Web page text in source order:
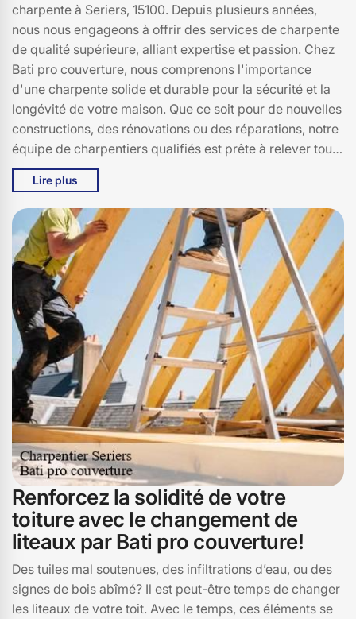
charpente à Seriers, 15100. Depuis plusieurs années,
nous nous engageons à offrir des services de charpente
de qualité supérieure, alliant expertise et passion. Chez
Bati pro couverture, nous comprenons l'importance
d'une charpente solide et durable pour la sécurité et la
longévité de votre maison. Que ce soit pour de nouvelles
constructions, des rénovations ou des réparations, notre
équipe de charpentiers qualifiés est prête à relever tous
les défis. Basés à Seriers, nous sommes fiers de servir
notre communauté locale et de contribuer à la beauté
architecturale de notre région. Avec Bati pro couverture,
vous bénéficiez d'une approche personnalisée, d'une
attention méticuleuse aux détails et d'un service client
exceptionnel. Faites confiance à Bati pro couverture
pour tous vos projets de charpente à Seriers, 15100, et
laissez-nous transformer vos visions en réalité.
Lire plus
Renforcez la solidité de votre
toiture avec le changement de
liteaux par Bati pro couverture!
Des tuiles mal soutenues, des infiltrations d’eau, ou des
signes de bois abîmé? Il est peut-être temps de changer
les liteaux de votre toit. Avec le temps, ces éléments se